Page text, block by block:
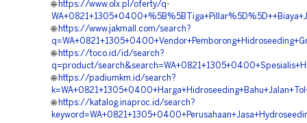
🌐 https://www.olx.pl/oferty/q-
🌐 https://www.jakmall.com/search?
🌐 https://toco.id/id/search?
q=product/
🌐 https://padiumkm.id/search?
🌐 https://katalog.inaproc.id/search?